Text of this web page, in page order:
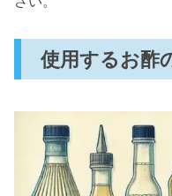
使用するお酢